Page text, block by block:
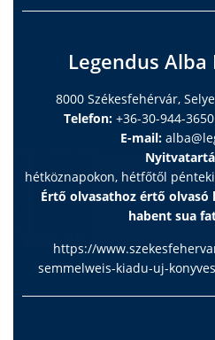
Legendus
8000 Székesfehérvár,
Telefon: +36-30-944-
E-mail:
hétköznapokon, hétfőtől
Értő olvasathoz értő olvasó
habent sua
https://
semmelweis-kiadu-uj-